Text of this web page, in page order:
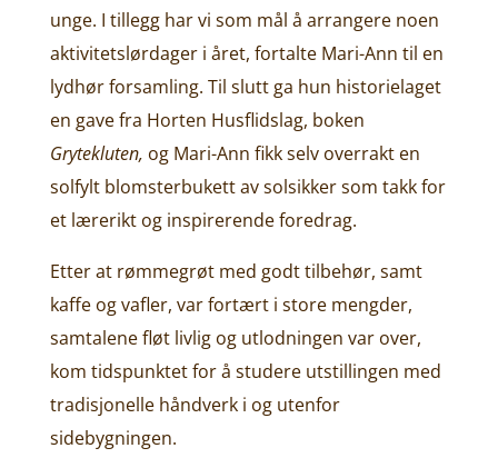
unge. I tillegg har vi som mål å arrangere noen
aktivitetslørdager i året, fortalte Mari-Ann til en
lydhør forsamling. Til slutt ga hun historielaget
en gave fra Horten Husflidslag, boken
Grytekluten, og Mari-Ann fikk selv overrakt en
solfylt blomsterbukett av solsikker som takk for
et lærerikt og inspirerende foredrag.
Etter at rømmegrøt med godt tilbehør, samt
kaffe og vafler, var fortært i store mengder,
samtalene fløt livlig og utlodningen var over,
kom tidspunktet for å studere utstillingen med
tradisjonelle håndverk i og utenfor
sidebygningen.